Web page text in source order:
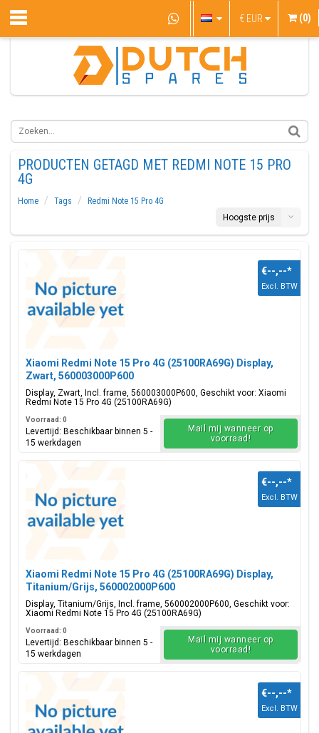
€ EUR (0)
PRODUCTEN GETAGD MET REDMI NOTE 15 PRO
4G
Home Tags
Redmi Note 15 Pro 4G
Hoogste prijs
Xiaomi Redmi Note 15 Pro 4G (25100RA69G) Display,
Zwart, 560003000P600
Display, Zwart, Incl. frame, 560003000P600, Geschikt voor: Xiaomi
Redmi Note 15 Pro 4G (25100RA69G)
€--,--*
Excl. BTW
Voorraad: 0
Levertijd: Beschikbaar binnen 5 -
15 werkdagen
Mail mij wanneer op
voorraad!
Xiaomi Redmi Note 15 Pro 4G (25100RA69G) Display,
Titanium/Grijs, 560002000P600
Display, Titanium/Grijs, Incl. frame, 560002000P600, Geschikt voor:
Xiaomi Redmi Note 15 Pro 4G (25100RA69G)
€--,--*
Excl. BTW
Voorraad: 0
Levertijd: Beschikbaar binnen 5 -
15 werkdagen
Mail mij wanneer op
voorraad!
€--,--*
Excl. BTW